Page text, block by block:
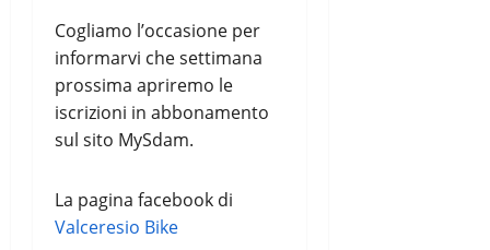
Cogliamo l’occasione per
informarvi che settimana
prossima apriremo le
iscrizioni in abbonamento
sul sito MySdam.
La pagina facebook di
Valceresio Bike